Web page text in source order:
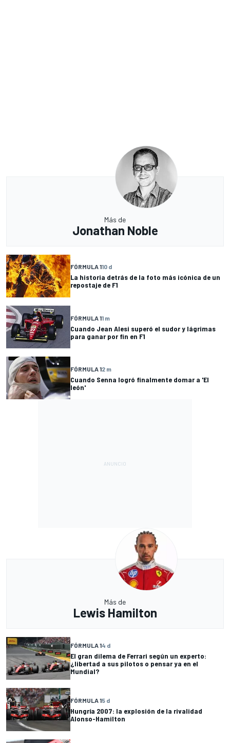
Más de
Jonathan Noble
FÓRMULA 110 d
La historia detrás de la foto más icónica de un
repostaje de F1
FÓRMULA 11 m
Cuando Jean Alesi superó el sudor y lágrimas
para ganar por fin en F1
FÓRMULA 12 m
Cuando Senna logró finalmente domar a 'El
león'
Más de
Lewis Hamilton
FÓRMULA 14 d
El gran dilema de Ferrari según un experto:
¿libertad a sus pilotos o pensar ya en el
Mundial?
FÓRMULA 15 d
Hungría 2007: la explosión de la rivalidad
Alonso-Hamilton